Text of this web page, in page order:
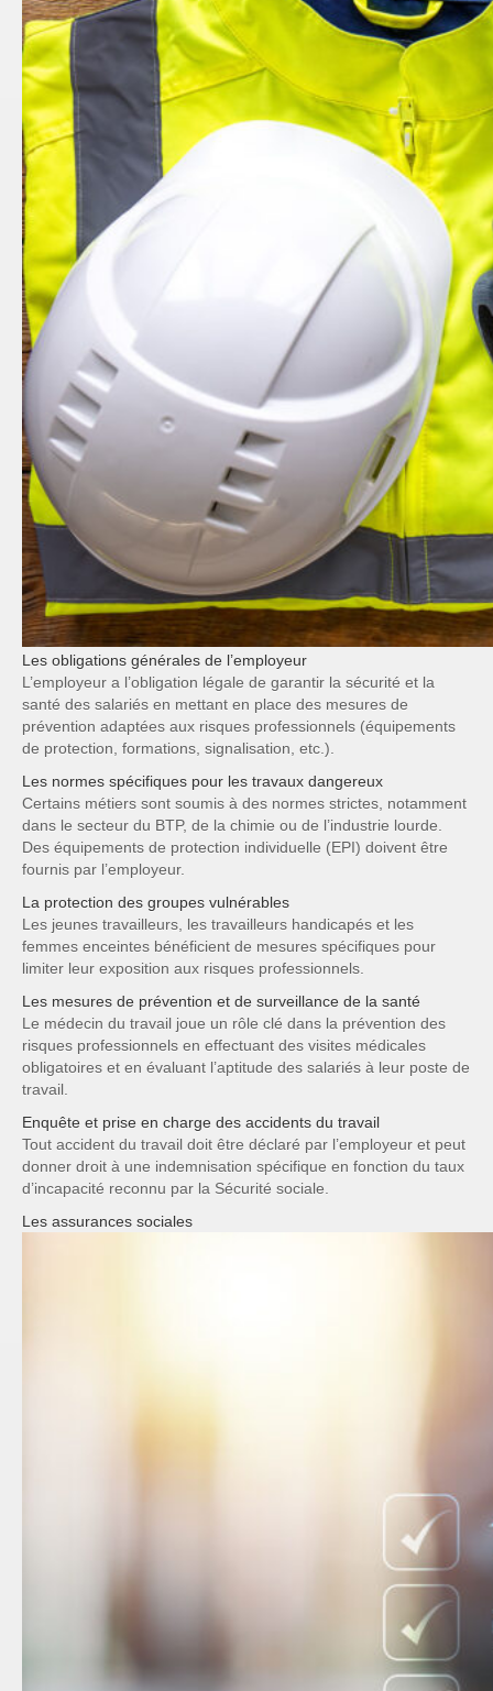
Les obligations générales de l’employeur
L’employeur a l’obligation légale de garantir la sécurité et la
santé des salariés en mettant en place des mesures de
prévention adaptées aux risques professionnels (équipements
de protection, formations, signalisation, etc.).
Les normes spécifiques pour les travaux dangereux
Certains métiers sont soumis à des normes strictes, notamment
dans le secteur du BTP, de la chimie ou de l’industrie lourde.
Des équipements de protection individuelle (EPI) doivent être
fournis par l’employeur.
La protection des groupes vulnérables
Les jeunes travailleurs, les travailleurs handicapés et les
femmes enceintes bénéficient de mesures spécifiques pour
limiter leur exposition aux risques professionnels.
Les mesures de prévention et de surveillance de la santé
Le médecin du travail joue un rôle clé dans la prévention des
risques professionnels en effectuant des visites médicales
obligatoires et en évaluant l’aptitude des salariés à leur poste de
travail.
Enquête et prise en charge des accidents du travail
Tout accident du travail doit être déclaré par l’employeur et peut
donner droit à une indemnisation spécifique en fonction du taux
d’incapacité reconnu par la Sécurité sociale.
Les assurances sociales